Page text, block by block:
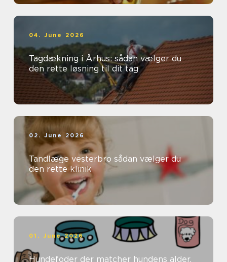
04. June 2026
Tagdækning i Århus: sådan vælger du
den rette løsning til dit tag
02. June 2026
Tandlæge vesterbro sådan vælger du
den rette klinik
01. June 2026
Hundefoder der matcher hundens alder,